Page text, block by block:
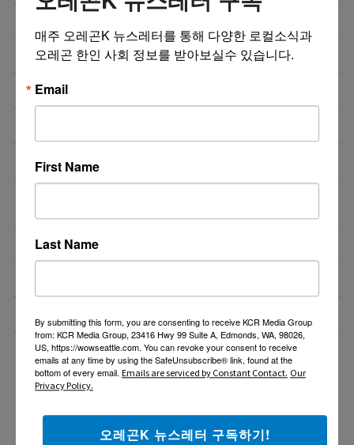
Korean BBQ/Teppanyaki Grill for Sale 12/14/25
저렴한 랜트와 매상 좋은 테리야끼 식당 매매
깨끗하고 분위기 좋은 일식당 매매합니다.
알라스카 식당렌트
더보기 >>
매주 오레곤K 뉴스레터를 통해 다양한 로컬소식과
오레곤 한인 사회 정보를 받아보실수 있습니다.
Email
First Name
Last Name
By submitting this form, you are consenting to receive KCR Media Group
from: KCR Media Group, 23416 Hwy 99 Suite A, Edmonds, WA, 98026,
US, https://wowseattle.com. You can revoke your consent to receive
emails at any time by using the SafeUnsubscribe® link, found at the
bottom of every email. Emails are serviced by Constant Contact. Our
Privacy Policy.
오레곤K 뉴스레터 구독하기!